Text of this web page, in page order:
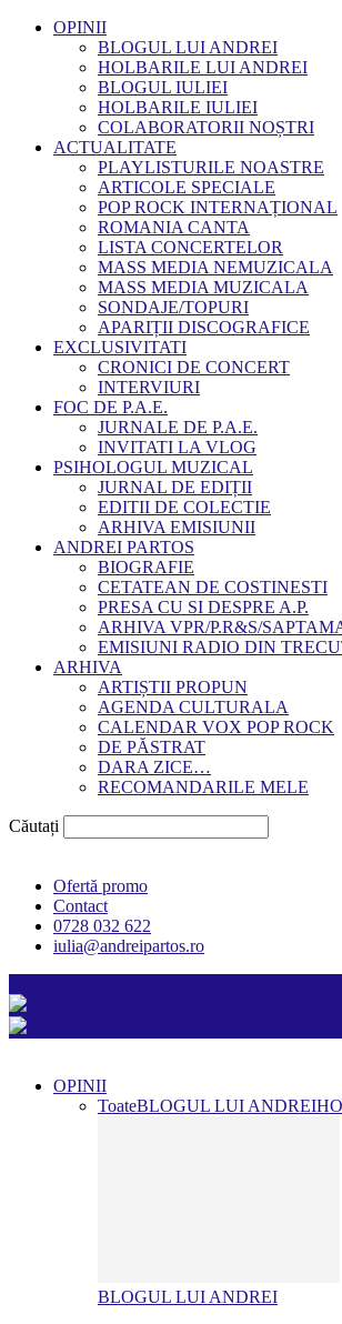
OPINII
BLOGUL LUI ANDREI
HOLBARILE LUI ANDREI
BLOGUL IULIEI
HOLBARILE IULIEI
COLABORATORII NOȘTRI
ACTUALITATE
PLAYLISTURILE NOASTRE
ARTICOLE SPECIALE
POP ROCK INTERNAȚIONAL
ROMANIA CANTA
LISTA CONCERTELOR
MASS MEDIA NEMUZICALA
MASS MEDIA MUZICALA
SONDAJE/TOPURI
APARIȚII DISCOGRAFICE
EXCLUSIVITATI
CRONICI DE CONCERT
INTERVIURI
FOC DE P.A.E.
JURNALE DE P.A.E.
INVITATI LA VLOG
PSIHOLOGUL MUZICAL
JURNAL DE EDIȚII
EDITII DE COLECTIE
ARHIVA EMISIUNII
ANDREI PARTOS
BIOGRAFIE
CETATEAN DE COSTINESTI
PRESA CU SI DESPRE A.P.
ARHIVA VPR/P.R&S/
EMISIUNI RADIO DIN
ARHIVA
ARTIȘTII PROPUN
AGENDA CULTURALA
CALENDAR VOX POP ROCK
DE PĂSTRAT
DARA ZICE…
RECOMANDARILE MELE
Căutați
Ofertă promo
Contact
0728 032 622
iulia@andreipartos.ro
OPINII
ToateBLOGUL LUI ANDREI
BLOGUL LUI ANDREI